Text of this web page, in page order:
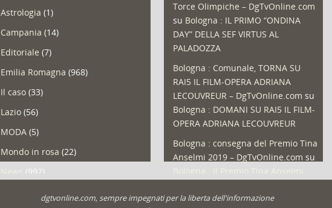
Astrologia (1)
Campania (14)
Editoriale (7)
Emilia Romagna (968)
Il caso(33)
Lazio(56)
MODA(5)
Mondo in rosa (22)
(992)
Torce Olimpiche – DgTvOnline.com
su Bologna : IL PRIMO “ONDINA
DAY” DELLA SEF VIRTUS AL
PALADOZZA
Bologna : Comunale, TORNA SU
RAI5 IL FILM-OPERA ADRIANA
LECOUVREUR – DgTvOnline.com su
Bologna : DOMANI SU RAI5 IL FILM-
OPERA ADRIANA LECOUVREUR
Bologna : consegna del Premio Tina
Anselmi 2019 – DgTvOnline.com su
dgtvonline.com, sempre impegnati per la liberta dell'informazione